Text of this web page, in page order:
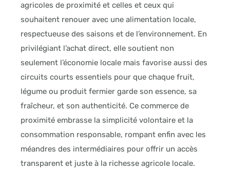
agricoles de proximité et celles et ceux qui
souhaitent renouer avec une alimentation locale,
respectueuse des saisons et de l’environnement. En
privilégiant l’achat direct, elle soutient non
seulement l’économie locale mais favorise aussi des
circuits courts essentiels pour que chaque fruit,
légume ou produit fermier garde son essence, sa
fraîcheur, et son authenticité. Ce commerce de
proximité embrasse la simplicité volontaire et la
consommation responsable, rompant enfin avec les
méandres des intermédiaires pour offrir un accès
transparent et juste à la richesse agricole locale.